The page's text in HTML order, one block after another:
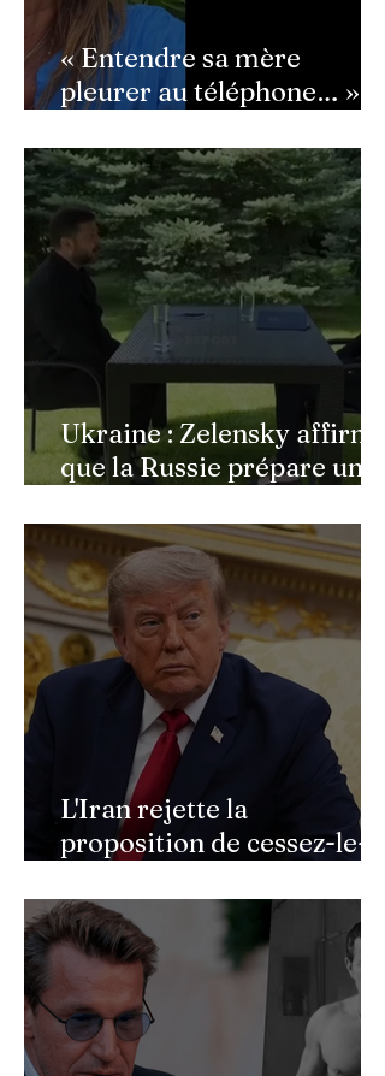
« Entendre sa mère
pleurer au téléphone… » :
bouleversée par les
incendies du Cap-Ferret,
son témoignage poignant
Ukraine : Zelensky affirme
que la Russie prépare une
militaire à l'automne
L'Iran rejette la
proposition de cessez-le-